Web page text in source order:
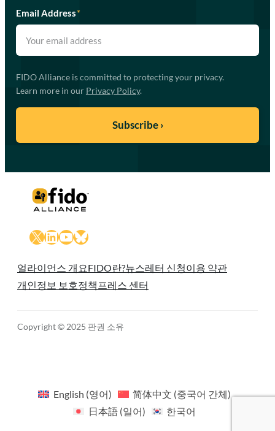
Email Address*
FIDO Alliance is committed to protecting your privacy.
Learn more in our Privacy Policy.
X LinkedIn
YouTube
Bluesky
얼라이언스 개요FIDO란?뉴스레터 신청이용 약관
개인정보 보호정책 프레스 센터
Copyright © 2025 판권 소유
English (영어) 简体中文 (중국어 간체)
日本語(일어) 한국어